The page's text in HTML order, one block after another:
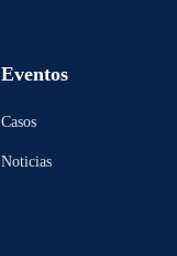
Eventos
Casos
Noticias